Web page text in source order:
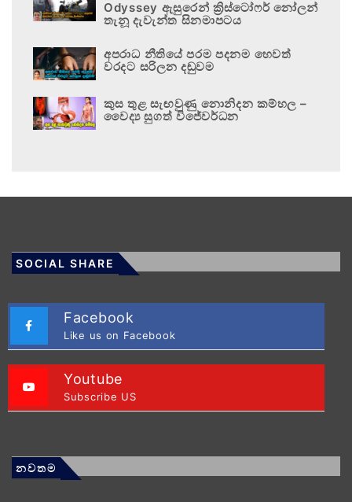
Odyssey ඇසුරෙන් ක්‍රිස්ටෝෆර් නෝලන්
තැනූ දැවැන්ත සිනමාපටය
අපරාධ නීතියේ පරම පදනම හෙවත්
වරදට සරිලන දඬුවම
කුස තුළ සැඟවුණු නොනිදන කම්හල –
වෛද්‍ය සුගත් විජේවර්ධන
SOCIAL SHARE
Facebook
Like us on Facebook
Youtube
Subscribe US
නවතම